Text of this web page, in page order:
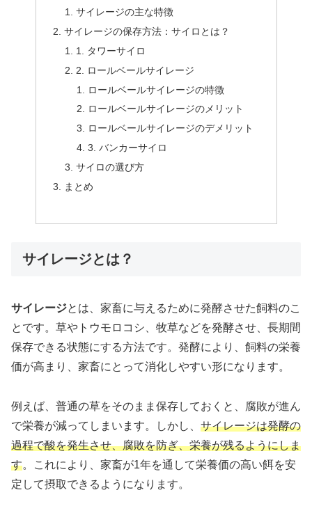
サイレージの主な特徴
サイレージの保存方法：サイロとは？
1. タワーサイロ
2. ロールベールサイレージ
ロールベールサイレージの特徴
ロールベールサイレージのメリット
ロールベールサイレージのデメリット
3. バンカーサイロ
サイロの選び方
まとめ
サイレージとは？
サイレージとは、家畜に与えるために発酵させた飼料のこ
とです。草やトウモロコシ、牧草などを発酵させ、長期間
保存できる状態にする方法です。発酵により、飼料の栄養
価が高まり、家畜にとって消化しやすい形になります。
例えば、普通の草をそのまま保存しておくと、腐敗が進ん
で栄養が減ってしまいます。しかし、 サイレージは発酵の
過程で酸を発生させ、腐敗を防ぎ、栄養が残るようにしま
す。これにより、家畜が1年を通して栄養価の高い餌を安
定して摂取できるようになります。